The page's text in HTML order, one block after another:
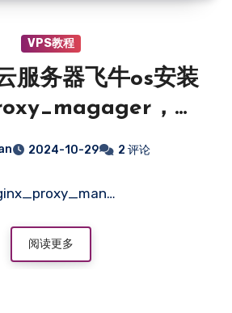
VPS教程
服务器飞牛os安装
，做
2024-10-29 2 评论
阅读更多